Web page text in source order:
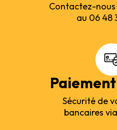
Contactez-
au 06 48
Sécurité de
bancaires